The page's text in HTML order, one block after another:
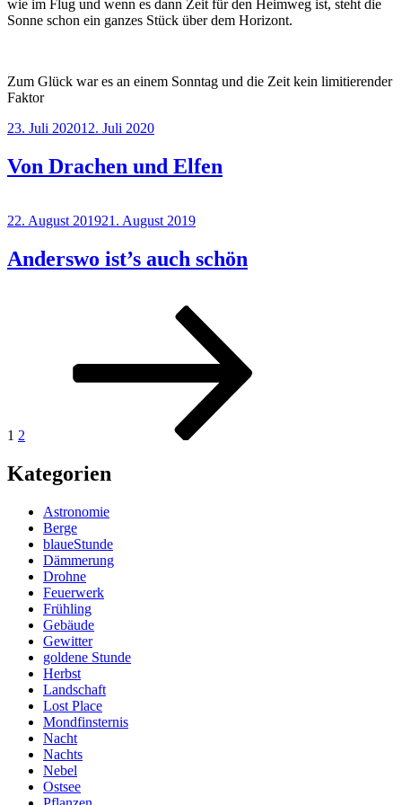
wie im Flug und wenn es dann Zeit für den Heimweg ist, steht die
Sonne schon ein ganzes Stück über dem Horizont.
Zum Glück war es an einem Sonntag und die Zeit kein limitierender
Faktor
Veröffentlicht
23. Juli 202012. Juli 2020
Von Drachen und Elfen
Veröffentlicht
22. August 201921. August 2019
Anderswo ist’s auch schön
Seitennummerierung
Beiträge
1 2
Kategorien
Astronomie
Berge
blaueStunde
Dämmerung
Drohne
Feuerwerk
Frühling
Gebäude
Gewitter
goldene Stunde
Herbst
Landschaft
Lost Place
Mondfinsternis
Nacht
Nachts
Nebel
Ostsee